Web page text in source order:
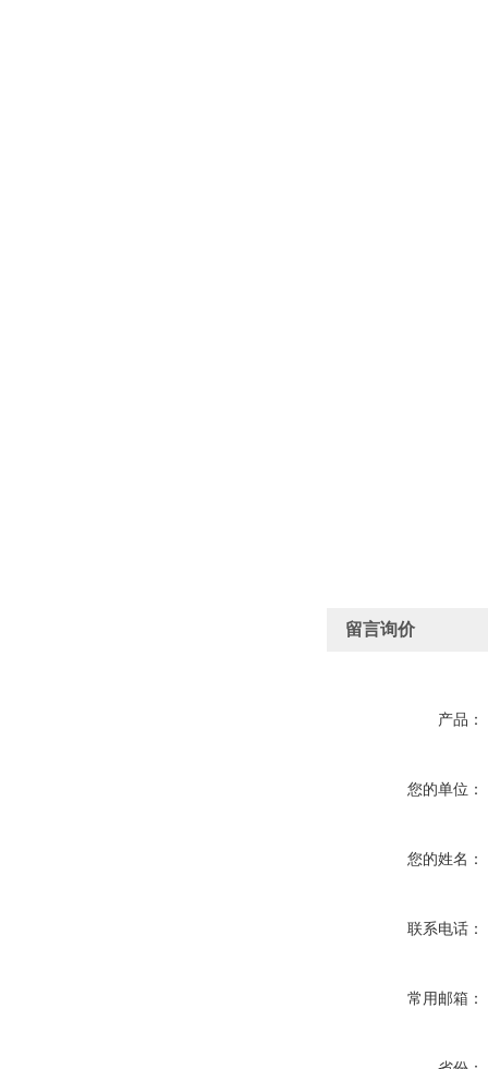
留言询价
产品：
您的单位：
您的姓名：
联系电话：
常用邮箱：